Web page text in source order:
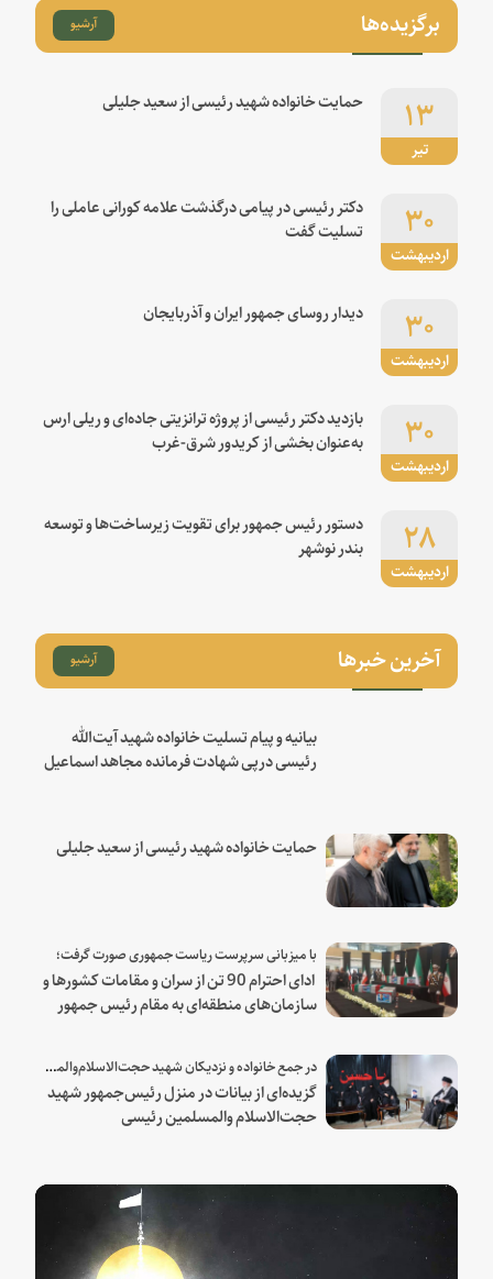
برگزیده‌ها آرشیو
تیر
۱۳ حمایت خانواده شهید رئیسی از سعید جلیلی
اردیبهشت
۳۰
دکتر رئیسی در پیامی درگذشت علامه کورانی عاملی را
تسلیت گفت
اردیبهشت
۳۰ دیدار روسای جمهور ایران و آذربایجان
اردیبهشت
۳۰
بازدید دکتر رئیسی از پروژه ترانزیتی جاده‌ای و ریلی ارس
به‌عنوان بخشی از کریدور شرق-غرب
اردیبهشت
۲۸
دستور رئیس جمهور برای تقویت زیرساخت‌ها و توسعه
بندر نوشهر
آخرین خبرها آرشیو
بیانیه و پیام تسلیت خانواده شهید آیت‌الله
رئیسی درپی شهادت فرمانده مجاهد اسماعیل
حمایت خانواده شهید رئیسی از سعید جلیلی
با میزبانی سرپرست ریاست جمهوری صورت گرفت؛
ادای احترام 90 تن از سران و مقامات کشورها و
سازمان‌های منطقه‌ای به مقام رئیس جمهور
در جمع خانواده و نزدیکان شهید حجت‌الاسلام‌والمسلمین رئیسی:
گزیده‌ای از بیانات در منزل رئیس‌جمهور شهید
حجت‌الاسلام والمسلمین رئیسی